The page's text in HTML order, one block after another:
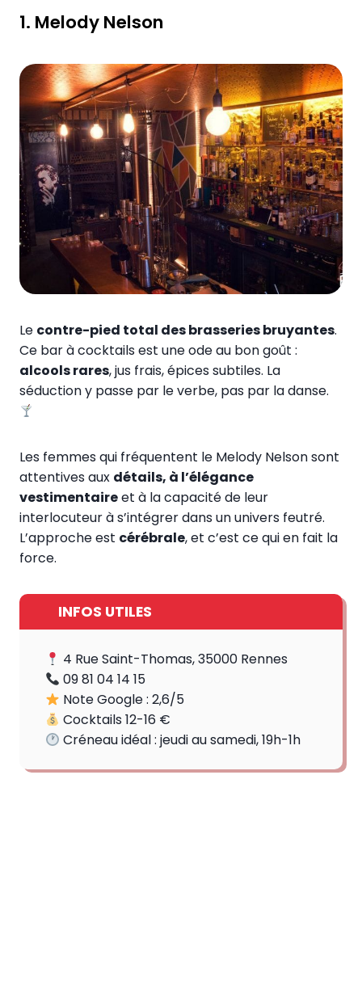
1. Melody Nelson
Le contre-pied total des brasseries bruyantes.
Ce bar à cocktails est une ode au bon goût :
alcools rares, jus frais, épices subtiles. La
séduction y passe par le verbe, pas par la danse.
Les femmes qui fréquentent le Melody Nelson sont
attentives aux détails, à l’élégance
vestimentaireet à la capacité de leur
interlocuteur à s’intégrer dans un univers feutré.
L’approche est cérébrale, et c’est ce qui en fait la
force.
INFOS UTILES
4 Rue Saint-Thomas, 35000 Rennes
09 81 04 14 15
Note Google : 2,6/5
Cocktails 12-16 €
Créneau idéal : jeudi au samedi, 19h-1h